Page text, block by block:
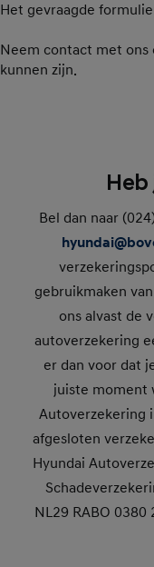
Het gevraagde
Neem contact met ons
kunnen zijn.
Heb
Bel dan naar
gebruikmaken
ons alvast de
autoverzekering
er dan voor dat
juiste moment
Autoverzekering
afgesloten
Hyundai
NL29 RABO 0380